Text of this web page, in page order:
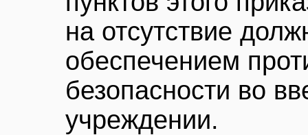
на отсутствие
обеспечением
безопасности во
учреждении.